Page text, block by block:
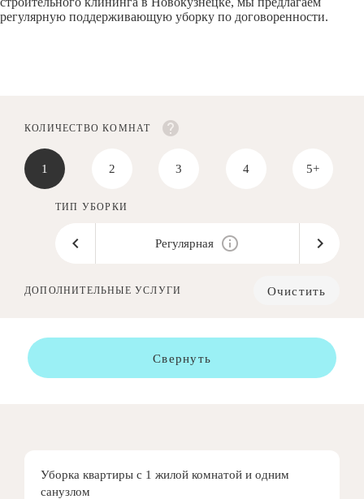
регулярную поддерживающую уборку по договоренности.
КОЛИЧЕСТВО КОМНАТ
1 2 3 4 5+
ТИП УБОРКИ
Регулярная
ДОПОЛНИТЕЛЬНЫЕ УСЛУГИ Очистить
Свернуть
Уборка квартиры с 1 жилой комнатой и одним
санузлом